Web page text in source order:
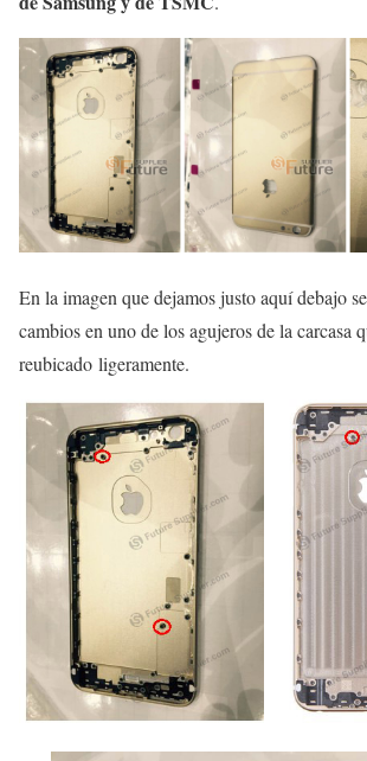
En la imagen que dejamos justo aquí debajo
cambios en uno de los agujeros de la carcasa
reubicado ligeramente.